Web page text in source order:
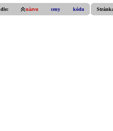
názvu ceny kódu